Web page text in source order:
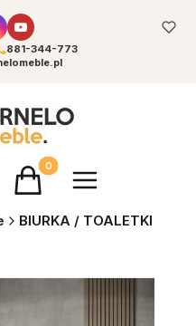
881-344-773
Produkty w koszyku: 0.
BIURKA / TOALETKI